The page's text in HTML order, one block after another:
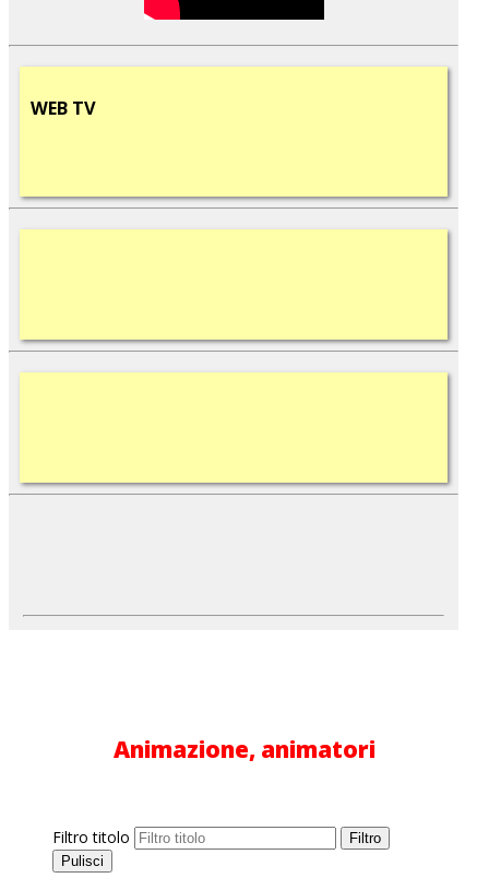
WEB TV
Animazione, animatori
Filtro titolo
Filtro
Pulisci